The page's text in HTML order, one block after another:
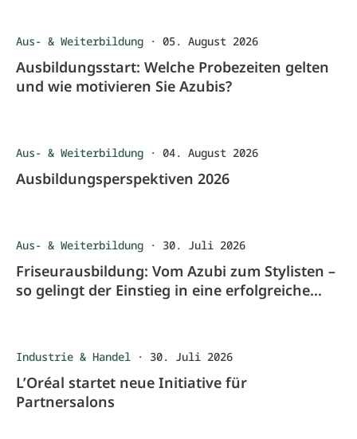
Aus- & Weiterbildung · 05. August 2026
Ausbildungsstart: Welche Probezeiten gelten
und wie motivieren Sie Azubis?
Aus- & Weiterbildung · 04. August 2026
Ausbildungsperspektiven 2026
Aus- & Weiterbildung · 30. Juli 2026
Friseurausbildung: Vom Azubi zum Stylisten –
so gelingt der Einstieg in eine erfolgreiche
Industrie & Handel · 30. Juli 2026
L’Oréal startet neue Initiative für
Partnersalons